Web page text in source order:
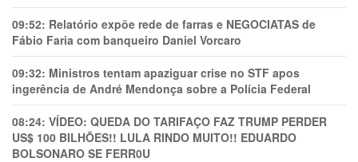
09:52: Relatório expõe rede de farras e NEGOCIATAS de
Fábio Faria com banqueiro Daniel Vorcaro
09:32: Ministros tentam apaziguar crise no STF apos
ingerência de André Mendonça sobre a Polícia Federal
08:24: VÍDEO: QUEDA DO TARIFAÇO FAZ TRUMP PERDER
US$ 100 BILHÕES!! LULA RINDO MUITO!! EDUARDO
BOLSONARO SE FERR0U